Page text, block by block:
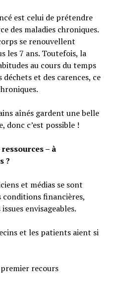
est celui de prétendre
des maladies chroniques.
se renouvellent
les 7 ans. Toutefois, la
au cours du temps
et des carences, ce
aînés gardent une belle
donc c’est possible !
– à
?
et médias se sont
conditions financières,
envisageables.
et les patients aient si
premier recours